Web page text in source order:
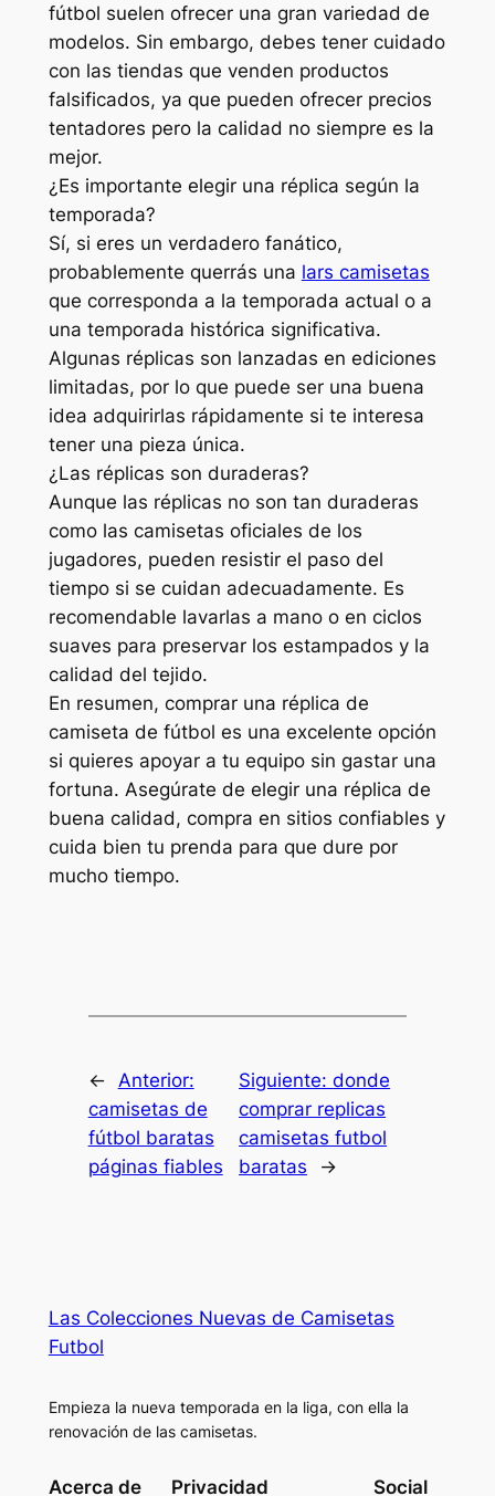
fútbol suelen ofrecer una gran variedad de
modelos. Sin embargo, debes tener cuidado
con las tiendas que venden productos
falsificados, ya que pueden ofrecer precios
tentadores pero la calidad no siempre es la
mejor.
¿Es importante elegir una réplica según la
temporada?
Sí, si eres un verdadero fanático,
probablemente querrás una lars camisetas
que corresponda a la temporada actual o a
una temporada histórica significativa.
Algunas réplicas son lanzadas en ediciones
limitadas, por lo que puede ser una buena
idea adquirirlas rápidamente si te interesa
tener una pieza única.
¿Las réplicas son duraderas?
Aunque las réplicas no son tan duraderas
como las camisetas oficiales de los
jugadores, pueden resistir el paso del
tiempo si se cuidan adecuadamente. Es
recomendable lavarlas a mano o en ciclos
suaves para preservar los estampados y la
calidad del tejido.
En resumen, comprar una réplica de
camiseta de fútbol es una excelente opción
si quieres apoyar a tu equipo sin gastar una
fortuna. Asegúrate de elegir una réplica de
buena calidad, compra en sitios confiables y
cuida bien tu prenda para que dure por
mucho tiempo.
← Anterior:
camisetas de
fútbol baratas
páginas fiables
Siguiente:donde
comprar replicas
camisetas futbol
baratas
→
Las Colecciones Nuevas de Camisetas
Futbol
Empieza la nueva temporada en la liga, con ella la
renovación de las camisetas.
Acerca de Privacidad Social